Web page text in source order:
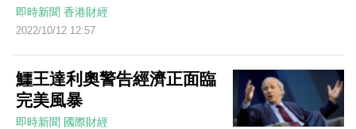
即時新聞 香港財經
2022/10/12 12:57
鱷王達利奧警告經濟正面臨
完美風暴
即時新聞 國際財經